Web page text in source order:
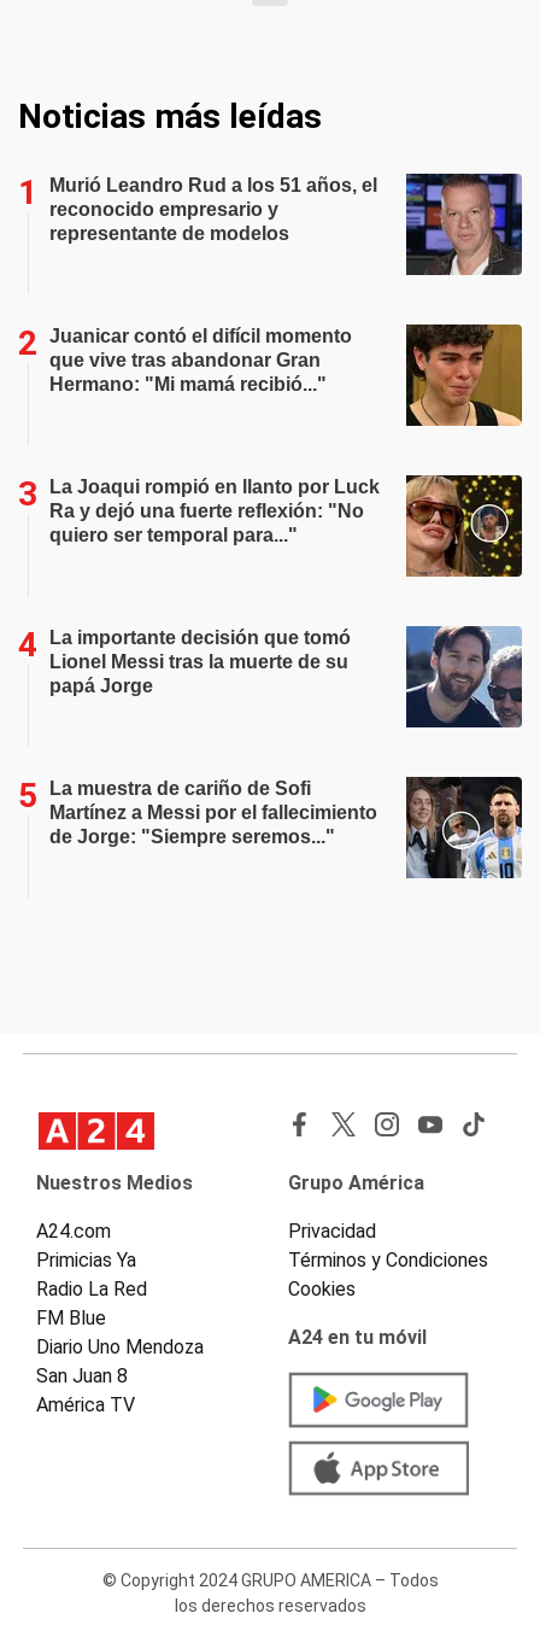
Noticias más leídas
Murió Leandro Rud a los 51 años, el
reconocido empresario y
representante de modelos
Juanicar contó el difícil momento
que vive tras abandonar Gran
Hermano: "Mi mamá recibió..."
La Joaqui rompió en llanto por Luck
Ra y dejó una fuerte reflexión: "No
quiero ser temporal para..."
La importante decisión que tomó
Lionel Messi tras la muerte de su
papá Jorge
La muestra de cariño de Sofi
Martínez a Messi por el fallecimiento
de Jorge: "Siempre seremos..."
Nuestros Medios
A24.com
Primicias Ya
Radio La Red
FM Blue
Diario Uno Mendoza
San Juan 8
América TV
Grupo América
Privacidad
Términos y Condiciones
Cookies
A24 en tu móvil
© Copyright 2024 GRUPO AMERICA – Todos
los derechos reservados